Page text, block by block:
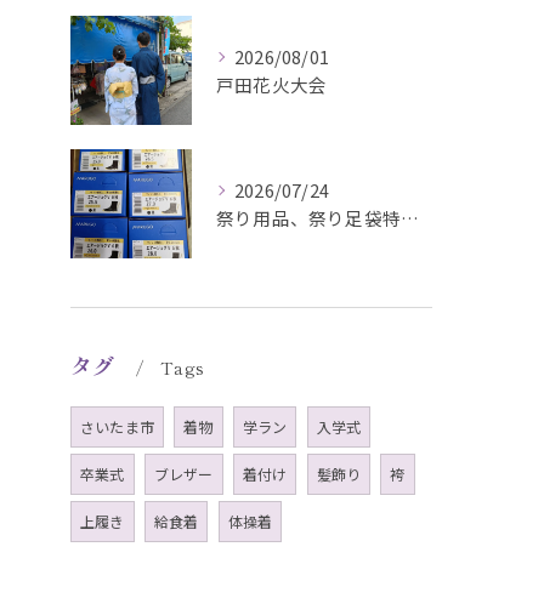
2026/08/01
戸田花火大会
2026/07/24
祭り用品、祭り足袋特価販売中
タグ Tags
さいたま市 着物 学ラン 入学式
卒業式 ブレザー 着付け 髪飾り 袴
上履き 給食着 体操着